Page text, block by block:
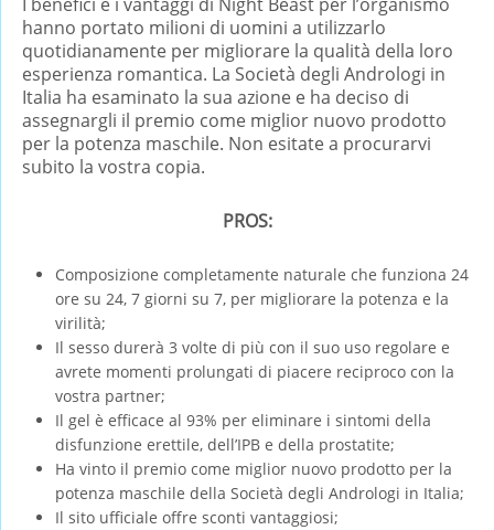
hanno portato milioni di uomini a utilizzarlo
quotidianamente per migliorare la qualità della loro
esperienza romantica. La Società degli Andrologi in
Italia ha esaminato la sua azione e ha deciso di
assegnargli il premio come miglior nuovo prodotto
per la potenza maschile. Non esitate a procurarvi
subito la vostra copia.
PROS:
Composizione completamente naturale che funziona 24
ore su 24, 7 giorni su 7, per migliorare la potenza e la
virilità;
Il sesso durerà 3 volte di più con il suo uso regolare e
avrete momenti prolungati di piacere reciproco con la
vostra partner;
Il gel è efficace al 93% per eliminare i sintomi della
disfunzione erettile, dell’IPB e della prostatite;
Ha vinto il premio come miglior nuovo prodotto per la
potenza maschile della Società degli Andrologi in Italia;
Il sito ufficiale offre sconti vantaggiosi;